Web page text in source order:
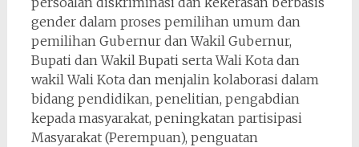
gender dalam proses pemilihan umum dan
pemilihan Gubernur dan Wakil Gubernur,
Bupati dan Wakil Bupati serta Wali Kota dan
wakil Wali Kota dan menjalin kolaborasi dalam
bidang pendidikan, penelitian, pengabdian
kepada masyarakat, peningkatan partisipasi
Masyarakat (Perempuan), penguatan